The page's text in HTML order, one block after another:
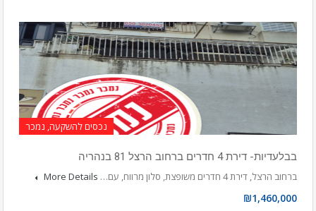
נכסים להשקעה, נמכר
בבלעדיות- דירת 4 חדרים ברחוב הרצל 81 בנהריה
ברחוב הרצל, דירת 4 חדרים משופצת, סלון מרווח, עם…
More Details
₪1,460,000